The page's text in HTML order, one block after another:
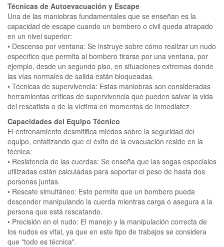
Técnicas de Autoevacuación y Escape
Una de las maniobras fundamentales que se enseñan es la
capacidad de escape cuando un bombero o civil queda atrapado
en un nivel superior:
• Descenso por ventana: Se instruye sobre cómo realizar un nudo
específico que permita al bombero tirarse por una ventana, por
ejemplo, desde un segundo piso, en situaciones extremas donde
las vías normales de salida están bloqueadas.
• Técnicas de supervivencia: Estas maniobras son consideradas
herramientas críticas de supervivencia que pueden salvar la vida
del rescatista o de la víctima en momentos de inmediatez.
Capacidades del Equipo Técnico
El entrenamiento desmitifica miedos sobre la seguridad del
equipo, enfatizando que el éxito de la evacuación reside en la
técnica:
• Resistencia de las cuerdas: Se enseña que las sogas especiales
utilizadas están calculadas para soportar el peso de hasta dos
personas juntas.
• Rescate simultáneo: Esto permite que un bombero pueda
descender manipulando la cuerda mientras carga o asegura a la
persona que está rescatando.
• Precisión en el nudo: El manejo y la manipulación correcta de
los nudos es vital, ya que en este tipo de trabajos se considera
que "todo es técnica".